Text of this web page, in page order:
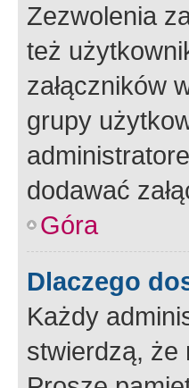
Zezwolenia
też
załączników
grupy
dodawać
Góra
Dlaczego
Każdy
stwierdzą, że